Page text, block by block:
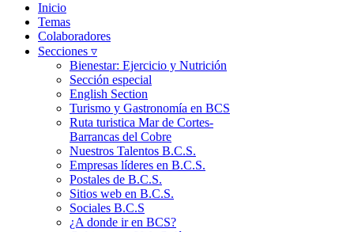
Inicio
Temas
Colaboradores
Secciones ▿
Bienestar: Ejercicio y Nutrición
Sección especial
English Section
Turismo y Gastronomía en BCS
Ruta turistica Mar de Cortes-
Barrancas del Cobre
Nuestros Talentos B.C.S.
Empresas líderes en B.C.S.
Postales de B.C.S.
Sitios web en B.C.S.
Sociales B.C.S
¿A donde ir en BCS?